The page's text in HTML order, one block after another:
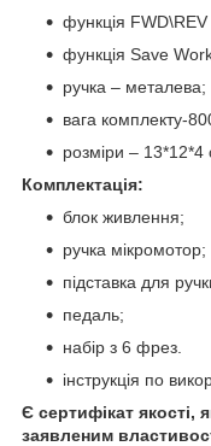
функція
функція Save
ручка – металева;
вага комплекту-
розміри – 13*12*4
Комплектація:
блок живлення;
ручка мікромотор;
підставка для
педаль;
набір з 6 фрез.
інструкція по
Є сертифікат якості,
заявленим